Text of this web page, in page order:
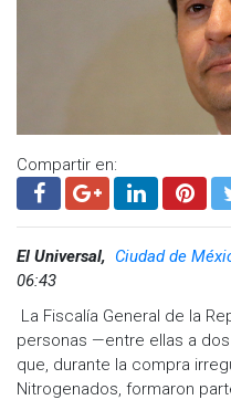
Compartir en:
El Universal, Ciudad de
06:43
La Fiscalía General de la
personas —entre ellas a
que, durante la compra
Nitrogenados, formaron